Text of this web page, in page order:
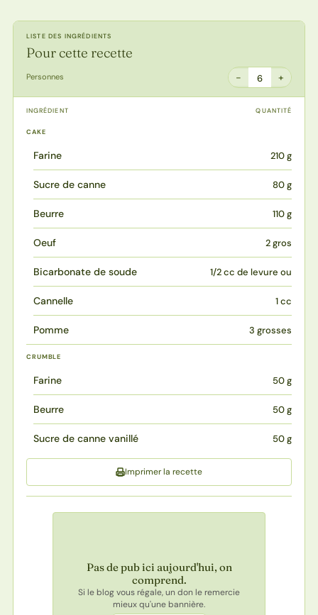
LISTE DES INGRÉDIENTS
Pour cette recette
Personnes − 6 +
INGRÉDIENT QUANTITÉ
CAKE
Farine 210 g
Sucre de canne 80 g
Beurre 110 g
Oeuf 2 gros
Bicarbonate de soude 1/2 cc de levure ou
Cannelle 1 cc
Pomme 3 grosses
CRUMBLE
Farine 50 g
Beurre 50 g
Sucre de canne vanillé 50 g
Imprimer la recette
Pas de pub ici aujourd'hui, on
comprend.
Si le blog vous régale, un don le remercie
mieux qu'une bannière.